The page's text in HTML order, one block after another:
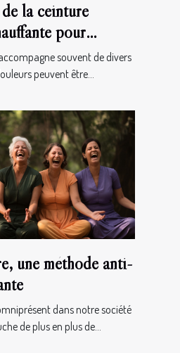
la ceinture
pour
de règles
souvent de divers
peuvent être...
une méthode anti-
dans notre société
de plus en plus de...